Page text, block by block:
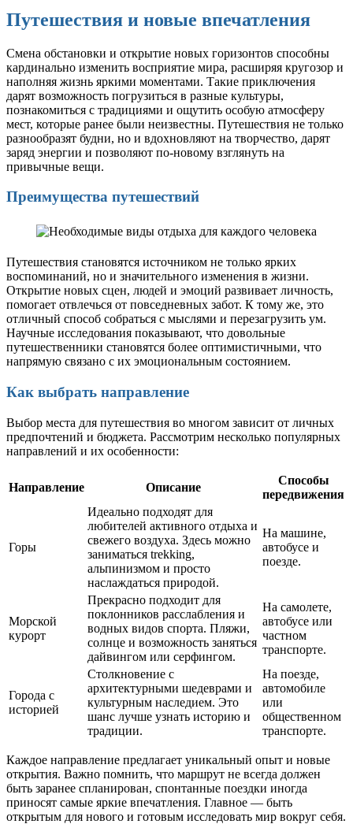
Путешествия и новые впечатления
Смена обстановки и открытие новых горизонтов способны
кардинально изменить восприятие мира, расширяя кругозор и
наполняя жизнь яркими моментами. Такие приключения
дарят возможность погрузиться в разные культуры,
познакомиться с традициями и ощутить особую атмосферу
мест, которые ранее были неизвестны. Путешествия не только
разнообразят будни, но и вдохновляют на творчество, дарят
заряд энергии и позволяют по-новому взглянуть на
привычные вещи.
Преимущества путешествий
Путешествия становятся источником не только ярких
воспоминаний, но и значительного изменения в жизни.
Открытие новых сцен, людей и эмоций развивает личность,
помогает отвлечься от повседневных забот. К тому же, это
отличный способ собраться с мыслями и перезагрузить ум.
Научные исследования показывают, что довольные
путешественники становятся более оптимистичными, что
напрямую связано с их эмоциональным состоянием.
Как выбрать направление
Выбор места для путешествия во многом зависит от личных
предпочтений и бюджета. Рассмотрим несколько популярных
направлений и их особенности:
Направление Описание
Способы
передвижения
Горы
Идеально подходят для
любителей активного отдыха и
свежего воздуха. Здесь можно
заниматься trekking,
альпинизмом и просто
наслаждаться природой.
На машине,
автобусе и
поезде.
Морской
курорт
Прекрасно подходит для
поклонников расслабления и
водных видов спорта. Пляжи,
солнце и возможность заняться
дайвингом или серфингом.
На самолете,
автобусе или
частном
транспорте.
Города с
историей
Столкновение с
архитектурными шедеврами и
культурным наследием. Это
шанс лучше узнать историю и
традиции.
На поезде,
автомобиле
или
общественном
транспорте.
Каждое направление предлагает уникальный опыт и новые
открытия. Важно помнить, что маршрут не всегда должен
быть заранее спланирован, спонтанные поездки иногда
приносят самые яркие впечатления. Главное — быть
открытым для нового и готовым исследовать мир вокруг себя.